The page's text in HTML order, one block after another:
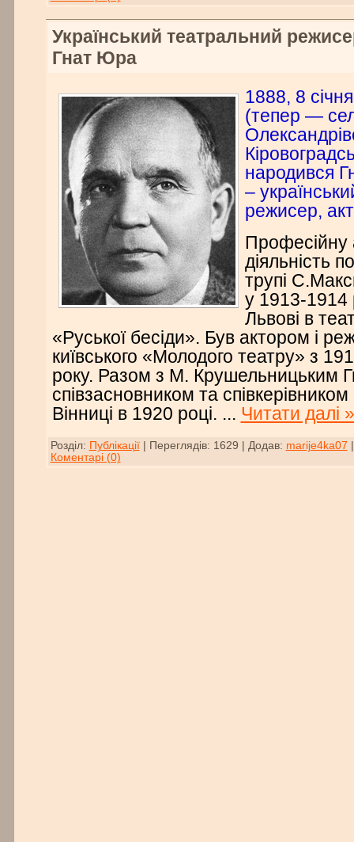
Український театральний
Гнат Юра
1888, 8
(тепер —
народився
–
режисер,
Професійну
діяльність
трупі
у 1913-1914
Львові в
«Руської бесіди». Був актором і
київського «Молодого театру» з
року. Разом з М. Крушельницьким
співзасновником та
Вінниці в 1920 році. ... Читати далі »
Розділ: Публікації| Переглядів: 1629 Додав: marije4ka07
Коментарі (0)